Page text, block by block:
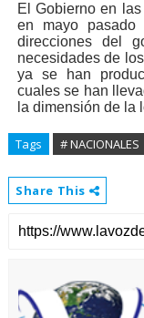
El Gobierno en
en mayo
direcciones del
necesidades de
ya se han
cuales se han
la dimensión de la
Tags # NACIONALES
Share This